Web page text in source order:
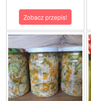
Zobacz przepis!